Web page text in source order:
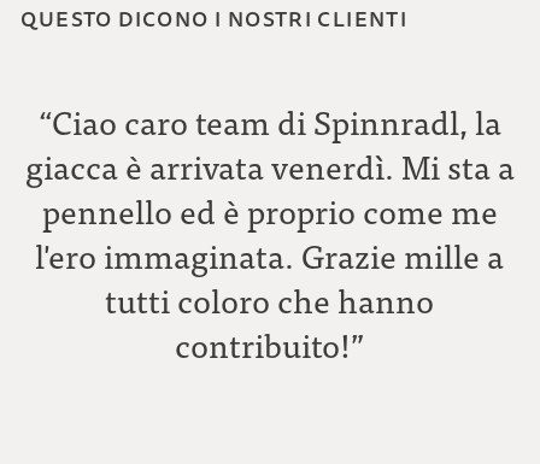
QUESTO DICONO I NOSTRI CLIENTI
“Ciao caro team di Spinnradl, la
giacca è arrivata venerdì. Mi sta a
pennello ed è proprio come me
l'ero immaginata. Grazie mille a
tutti coloro che hanno
contribuito!”